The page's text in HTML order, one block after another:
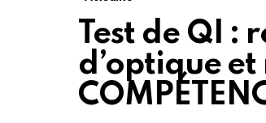
Test de QI :
d’optique